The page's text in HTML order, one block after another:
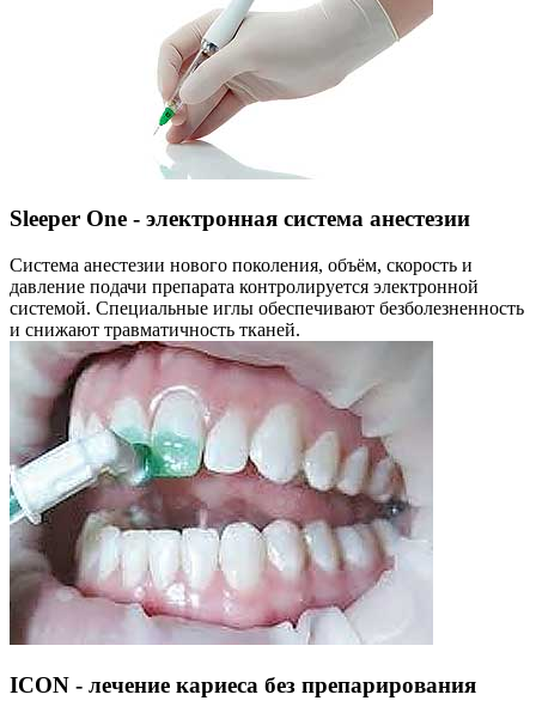
Sleeper One - электронная система анестезии
Система анестезии нового поколения, объём, скорость и
давление подачи препарата контролируется электронной
системой. Специальные иглы обеспечивают безболезненность
и снижают травматичность тканей.
ICON - лечение кариеса без препарирования